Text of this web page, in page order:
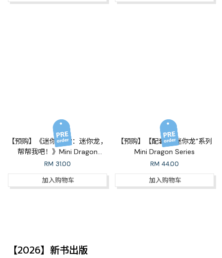
【预购】《迷你龙03：迷你龙，
帮帮我吧！》Mini Dragon
Series 03: Mini Dragon, Give
Me a Hand!+《风云人物郑小强
08·不一样的旅行：郑小强西游
RM 31.00
加入购物车
【预购】【配套】“迷你龙”系列
Mini Dragon Series
RM 44.00
加入购物车
【2026】新书出版